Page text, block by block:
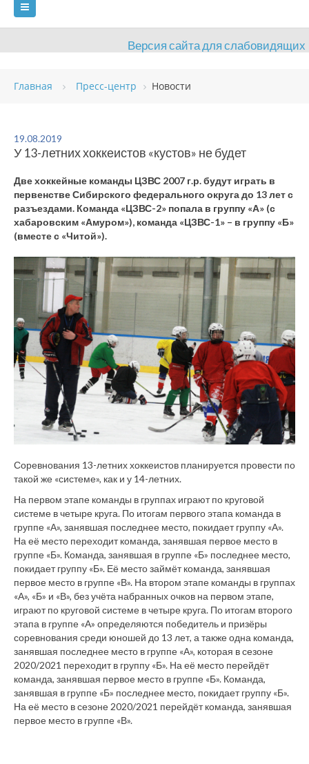
Версия сайта для слабовидящих
ГЛАВНАЯ
ВИДЫ СПОРТА
ОЦЕНКА КАЧЕСТВА ОБРАЗОВАНИЯ ВАКАНСИИ
ПЛАТНЫЕ УСЛУГИ КОНТАКТЫ
Главная Пресс-центр Новости
19.08.2019
У 13-летних хоккеистов «кустов» не будет
Две хоккейные команды ЦЗВС 2007 г.р. будут играть в
первенстве Сибирского федерального округа до 13 лет с
разъездами. Команда «ЦЗВС-2» попала в группу «А» (с
хабаровским «Амуром»), команда «ЦЗВС-1» – в группу «Б»
(вместе с «Читой»).
Соревнования 13-летних хоккеистов планируется провести по
такой же «системе», как и у 14-летних.
На первом этапе команды в группах играют по круговой
системе в четыре круга. По итогам первого этапа команда в
группе «А», занявшая последнее место, покидает группу «А».
На её место переходит команда, занявшая первое место в
группе «Б». Команда, занявшая в группе «Б» последнее место,
покидает группу «Б». Её место займёт команда, занявшая
первое место в группе «В». На втором этапе команды в группах
«А», «Б» и «В», без учёта набранных очков на первом этапе,
играют по круговой системе в четыре круга. По итогам второго
этапа в группе «А» определяются победитель и призёры
соревнования среди юношей до 13 лет, а также одна команда,
занявшая последнее место в группе «А», которая в сезоне
2020/2021 переходит в группу «Б». На её место перейдёт
команда, занявшая первое место в группе «Б». Команда,
занявшая в группе «Б» последнее место, покидает группу «Б».
На её место в сезоне 2020/2021 перейдёт команда, занявшая
первое место в группе «В».